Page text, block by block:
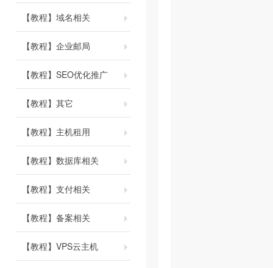
【教程】域名相关
【教程】企业邮局
【教程】SEO优化推广
【教程】其它
【教程】主机租用
【教程】数据库相关
【教程】支付相关
【教程】备案相关
【教程】VPS云主机